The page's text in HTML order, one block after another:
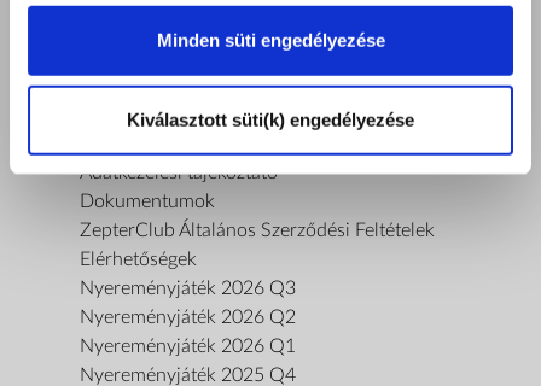
Minden süti engedélyezése
Kiválasztott süti(k) engedélyezése
Termékbiztonsági tájékoztató
SZABÁLYZAT
Adatkezelési tájékoztató
Dokumentumok
ZepterClub Általános Szerződési Feltételek
Elérhetőségek
Nyereményjáték 2026 Q3
Nyereményjáték 2026 Q2
Nyereményjáték 2026 Q1
Nyereményjáték 2025 Q4